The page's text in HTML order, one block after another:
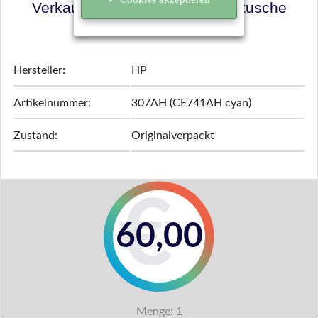
Verkaufspreis für Ihre Tonerkartusche
ermitteln!
Hersteller: HP
Artikelnummer: 307AH (CE741AH cyan)
Zustand: Originalverpackt
60,00
Menge: 1